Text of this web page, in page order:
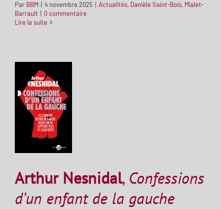
Par BBM | 4 novembre 2025 | Actualités, Danièle Saint-Bois, Mialet-
Barrault | 0 commentaire
Lire la suite
Arthur Nesnidal, Confessions
d’un enfant de la gauche